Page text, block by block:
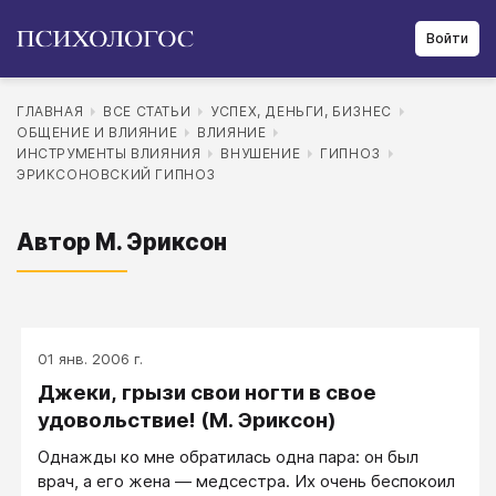
Войти
ГЛАВНАЯ ВСЕ СТАТЬИ
УСПЕХ, ДЕНЬГИ, БИЗНЕС
ОБЩЕНИЕ И ВЛИЯНИЕ
ВЛИЯНИЕ
ИНСТРУМЕНТЫ ВЛИЯНИЯ
ВНУШЕНИЕ
ГИПНОЗ
ЭРИКСОНОВСКИЙ ГИПНОЗ
Автор М. Эриксон
01 янв. 2006 г.
Джеки, грызи свои ногти в свое
удовольствие! (М. Эриксон)
Однажды ко мне обратилась одна пара: он был
врач, а его жена — медсестра. Их очень беспокоил